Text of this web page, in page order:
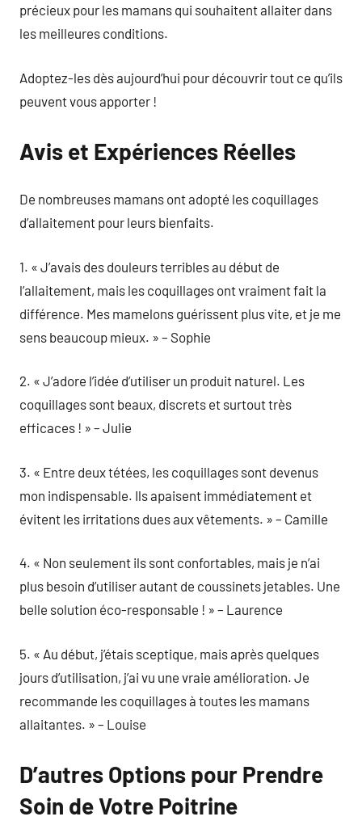
précieux pour les mamans qui souhaitent allaiter dans
les meilleures conditions.
Adoptez-les dès aujourd’hui pour découvrir tout ce qu’ils
peuvent vous apporter !
Avis et Expériences Réelles
De nombreuses mamans ont adopté les coquillages
d’allaitement pour leurs bienfaits.
1. « J’avais des douleurs terribles au début de
l’allaitement, mais les coquillages ont vraiment fait la
différence. Mes mamelons guérissent plus vite, et je me
sens beaucoup mieux. » – Sophie
2. « J’adore l’idée d’utiliser un produit naturel. Les
coquillages sont beaux, discrets et surtout très
efficaces ! » – Julie
3. « Entre deux tétées, les coquillages sont devenus
mon indispensable. Ils apaisent immédiatement et
évitent les irritations dues aux vêtements. » – Camille
4. « Non seulement ils sont confortables, mais je n’ai
plus besoin d’utiliser autant de coussinets jetables. Une
belle solution éco-responsable ! » – Laurence
5. « Au début, j’étais sceptique, mais après quelques
jours d’utilisation, j’ai vu une vraie amélioration. Je
recommande les coquillages à toutes les mamans
allaitantes. » – Louise
D’autres Options pour Prendre
Soin de Votre Poitrine